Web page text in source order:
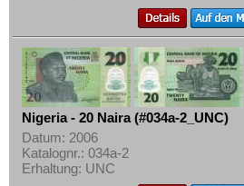
Westafrikanische Staaten
Zaire
Zentralafrikanische Republik
Zentralafrikanische Staaten
Zimbabwe
Zahlungsbedingungen
Privatsphäre und Datenschutz
Widerrufsbelehrung
Liefer- und Versandkosten
AGB
Impressum
Nigeria - 20 Naira (#034a-2_UNC)
Datum: 2006
Katalognr.: 034a-2
Erhaltung: UNC